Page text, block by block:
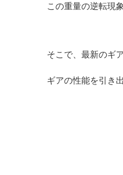
この重量の逆転現
そこで、最新のギ
ギアの性能を引き